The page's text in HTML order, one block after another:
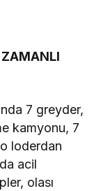
ZAMANLI
7 greyder,
kamyonu, 7
loderdan
acil
olası